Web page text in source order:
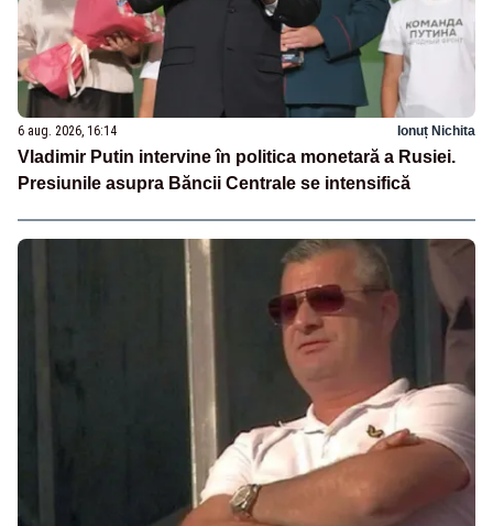
6 aug. 2026, 16:14 Ionuț Nichita
Vladimir Putin intervine în politica monetară a Rusiei.
Presiunile asupra Băncii Centrale se intensifică